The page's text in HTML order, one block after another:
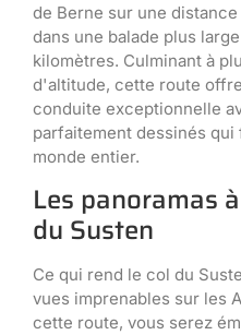
de Berne sur une
dans une balade plus
kilomètres. Culminant à
d'altitude, cette route
conduite exceptionnelle
parfaitement dessinés
monde entier.
Les panoramas
du Susten
Ce qui rend le col du
vues imprenables sur les
cette route, vous serez